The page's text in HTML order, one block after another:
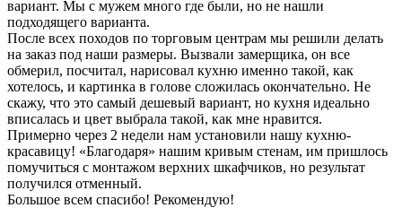
вариант. Мы с мужем много где были, но не нашли
подходящего варианта.
После всех походов по торговым центрам мы решили делать
на заказ под наши размеры. Вызвали замерщика, он все
обмерил, посчитал, нарисовал кухню именно такой, как
хотелось, и картинка в голове сложилась окончательно. Не
скажу, что это самый дешевый вариант, но кухня идеально
вписалась и цвет выбрала такой, как мне нравится.
Примерно через 2 недели нам установили нашу кухню-
красавицу! «Благодаря» нашим кривым стенам, им пришлось
помучиться с монтажом верхних шкафчиков, но результат
получился отменный.
Большое всем спасибо! Рекомендую!